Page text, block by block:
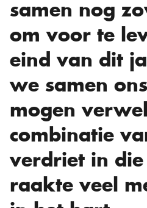
samen nog
om voor te
eind van dit
we samen
mogen
combinatie
verdriet in
raakte veel